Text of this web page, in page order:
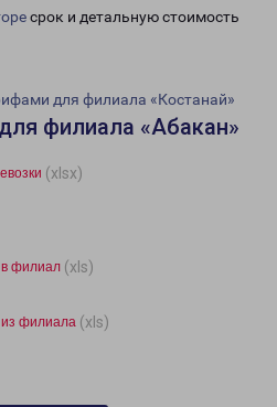
срок и детальную стоимость
для филиала «Костанай»
филиала «Абакан»
(xlsx)
филиал (xls)
филиала (xls)